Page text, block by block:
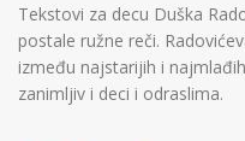
Tekstovi za decu Duška
postale ružne reči.
između najstarijih i
zanimljiv i deci i odraslima.